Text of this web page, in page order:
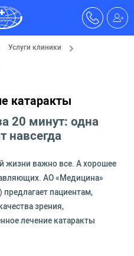
Услуги клиники
катаракты
20 минут: одна
навсегда
жизни важно все. А хорошее
АО «Медицина»
пациентам,
зрения,
лечение катаракты